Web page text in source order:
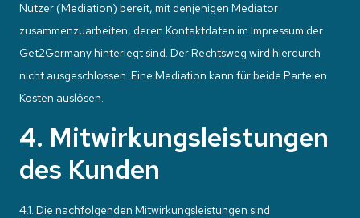
Nutzer (Mediation) bereit, mit denjenigen Mediator
zusammenzuarbeiten, deren Kontaktdaten im Impressum der
Get2Germany hinterlegt sind. Der Rechtsweg wird hierdurch
nicht ausgeschlossen. Eine Mediation kann für beide Parteien
Kosten auslösen.
4. Mitwirkungsleistungen
des Kunden
4.1. Die nachfolgenden Mitwirkungsleistungen sind